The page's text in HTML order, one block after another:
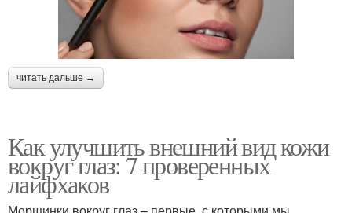
читать дальше →
Как улучшить внешний вид кожи
вокруг глаз: 7 проверенных
лайфхаков